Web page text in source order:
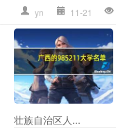
yn 11-21
壮族自治区人...